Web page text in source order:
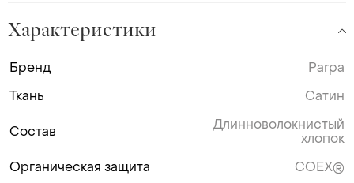
Характеристики
Бренд Parpa
Ткань Сатин
Состав
Длинноволокнистый
хлопок
Органическая защита COEX®